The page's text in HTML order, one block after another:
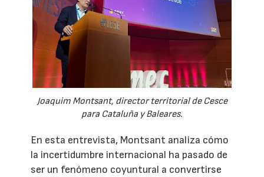
Joaquim Montsant, director territorial de Cesce
para Cataluña y Baleares.
En esta entrevista, Montsant analiza cómo
la incertidumbre internacional ha pasado de
ser un fenómeno coyuntural a convertirse